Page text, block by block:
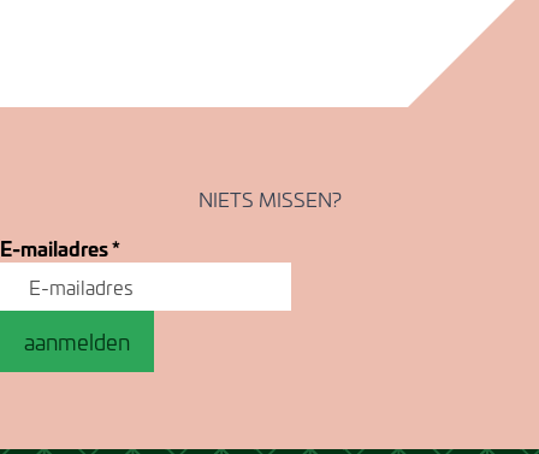
NIETS MISSEN?
E-mailadres*
aanmelden